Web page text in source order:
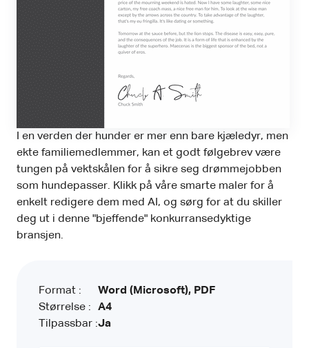
I en verden der hunder er mer enn bare kjæledyr, men
ekte familiemedlemmer, kan et godt følgebrev være
tungen på vektskålen for å sikre seg drømmejobben
som hundepasser. Klikk på våre smarte maler for å
enkelt redigere dem med AI, og sørg for at du skiller
deg ut i denne "bjeffende" konkurransedyktige
bransjen.
Format :
Størrelse :
Tilpassbar :
Word (Microsoft), PDF
A4
Ja